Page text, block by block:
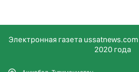
Электронная газета
2020 года